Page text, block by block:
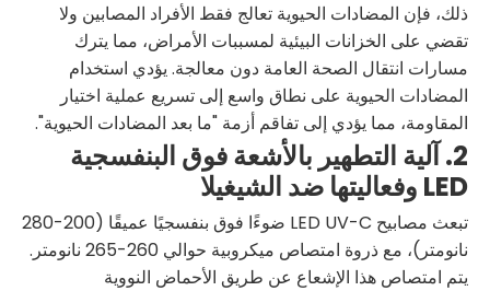
ذلك، فإن المضادات الحيوية تعالج فقط الأفراد المصابين ولا
تقضي على الخزانات البيئية لمسببات الأمراض، مما يترك
مسارات انتقال الصحة العامة دون معالجة. يؤدي استخدام
المضادات الحيوية على نطاق واسع إلى تسريع عملية اختيار
المقاومة، مما يؤدي إلى تفاقم أزمة "ما بعد المضادات الحيوية".
2. آلية التطهير بالأشعة فوق البنفسجية
LED وفعاليتها ضد الشيغيلا
تبعث مصابيح LED UV-C ضوءًا فوق بنفسجيًا عميقًا (200-280
نانومتر)، مع ذروة امتصاص ميكروبية حوالي 260-265 نانومتر.
يتم امتصاص هذا الإشعاع عن طريق الأحماض النووية